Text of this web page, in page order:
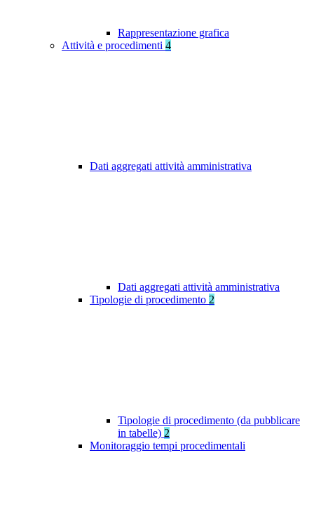
Rappresentazione grafica
Attività e procedimenti 4
Dati aggregati attività amministrativa
Dati aggregati attività amministrativa
Tipologie di procedimento 2
Tipologie di procedimento (da pubblicare
in tabelle) 2
Monitoraggio tempi procedimentali